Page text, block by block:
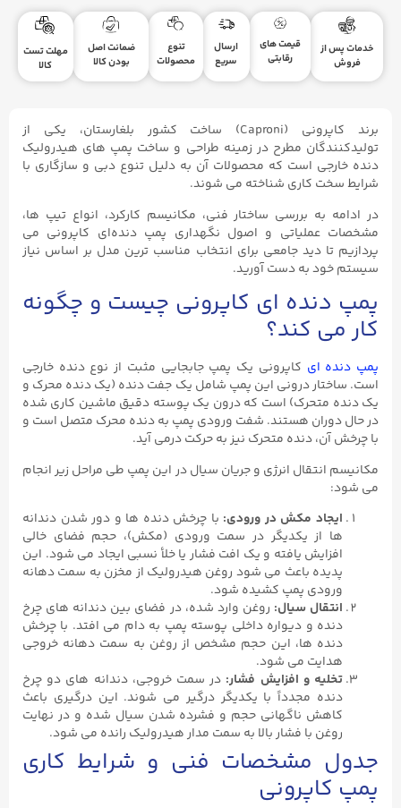
خدمات پس از
فروش
قیمت های
رقابتی
ارسال
سریع
تنوع
محصولات
ضمانت اصل
بودن کالا
مهلت تست
کالا
برند کاپرونی (Caproni) ساخت کشور بلغارستان، یکی از
تولیدکنندگان مطرح در زمینه طراحی و ساخت پمپ‌ های هیدرولیک
دنده خارجی است که محصولات آن به دلیل تنوع دبی و سازگاری با
شرایط سخت کاری شناخته می ‌شوند.
در ادامه به بررسی ساختار فنی، مکانیسم کارکرد، انواع تیپ ‌ها،
مشخصات عملیاتی و اصول نگهداری پمپ دنده‌ای کاپرونی می
‌پردازیم تا دید جامعی برای انتخاب مناسب ‌ترین مدل بر اساس نیاز
سیستم خود به دست آورید.
پمپ دنده ‌ای کاپرونی چیست و چگونه
کار می‌ کند؟
پمپ دنده ‌ای کاپرونی یک پمپ جابجایی مثبت از نوع دنده خارجی
است. ساختار درونی این پمپ شامل یک جفت دنده (یک دنده محرک و
یک دنده متحرک) است که درون یک پوسته دقیق ماشین ‌کاری‌ شده
در حال دوران هستند. شفت ورودی پمپ به دنده محرک متصل است و
با چرخش آن، دنده متحرک نیز به حرکت درمی ‌آید.
مکانیسم انتقال انرژی و جریان سیال در این پمپ طی مراحل زیر انجام
می‌ شود:
ایجاد مکش در ورودی: با چرخش دنده‌ ها و دور شدن دندانه
‌ها از یکدیگر در سمت ورودی (مکش)، حجم فضای خالی
افزایش یافته و یک افت فشار یا خلأ نسبی ایجاد می ‌شود. این
پدیده باعث می‌ شود روغن هیدرولیک از مخزن به سمت دهانه
ورودی پمپ کشیده شود.
انتقال سیال: روغن وارد شده، در فضای بین دندانه‌ های چرخ‌
دنده و دیواره داخلی پوسته پمپ به دام می ‌افتد. با چرخش
دنده‌ ها، این حجم مشخص از روغن به سمت دهانه خروجی
هدایت می ‌شود.
تخلیه و افزایش فشار: در سمت خروجی، دندانه‌ های دو چرخ‌
دنده مجدداً با یکدیگر درگیر می‌ شوند. این درگیری باعث
کاهش ناگهانی حجم و فشرده شدن سیال شده و در نهایت
روغن با فشار بالا به سمت مدار هیدرولیک رانده می ‌شود.
جدول مشخصات فنی و شرایط کاری
پمپ کاپرونی